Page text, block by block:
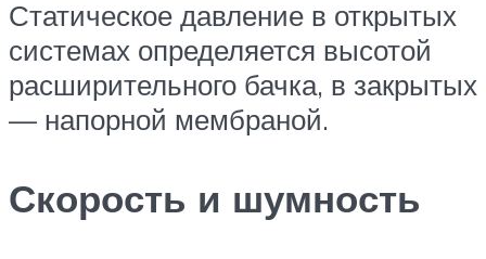
Статическое давление в открытых
системах определяется высотой
расширительного бачка, в закрытых
— напорной мембраной.
Скорость и шумность